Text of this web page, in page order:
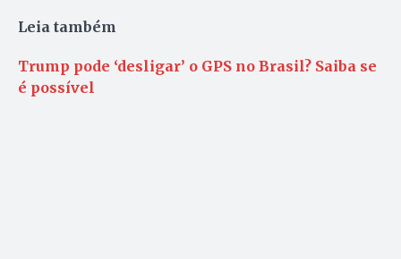
Leia também
Trump pode ‘desligar’ o GPS no Brasil? Saiba se
é possível